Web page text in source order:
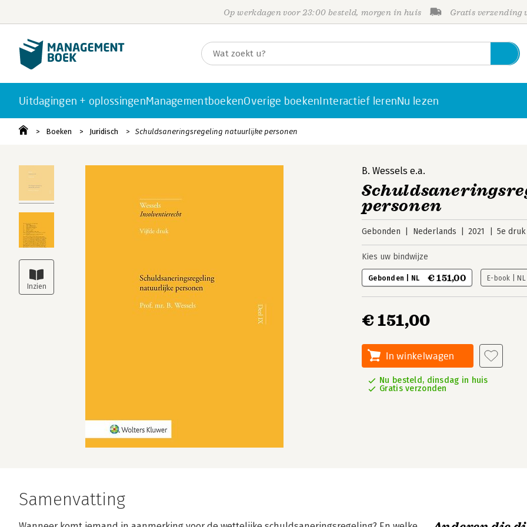
Op werkdagen voor 23:00 besteld, morgen in huis Gratis verzending
Uitdagingen + oplossingenManagementboekenOverige boekenInteractief lerenNu lezen
Boeken Juridisch Schuldsaneringsregeling natuurlijke personen
B. Wessels e.a.
personen
Gebonden Nederlands 2021 5e druk
Kies uw bindwijze
Gebonden | NL € 151,00 E-book | NL
€ 151,00
In winkelwagen
Nu besteld, dinsdag in huis
Gratis verzonden
Samenvatting